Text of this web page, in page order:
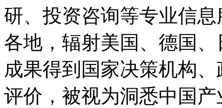
研、投资咨询等专业信
各地，辐射美国、德国
成果得到国家决策机构
评价，被视为洞悉中国